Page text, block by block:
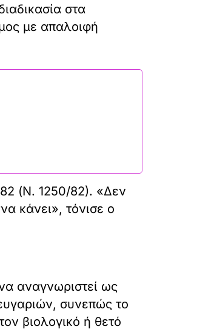
στα
με απαλοιφή
(Ν. 1250/82). «Δεν
κάνει», τόνισε ο
αναγνωριστεί ως
συνεπώς το
βιολογικό ή θετό